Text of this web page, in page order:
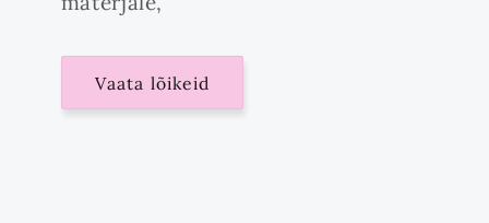
Vaata lõikeid